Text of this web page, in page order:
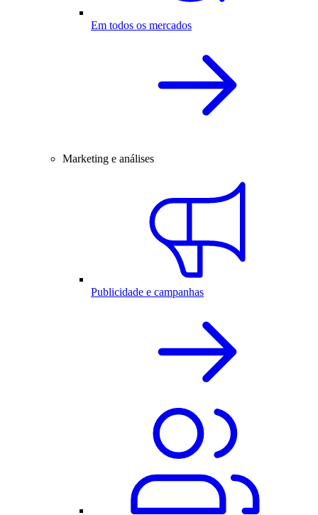
Em todos os mercados
Marketing e análises
Publicidade e campanhas